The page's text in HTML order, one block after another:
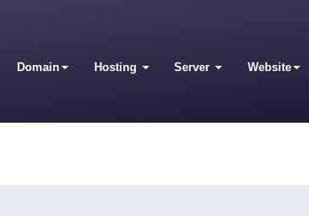
Domain Hosting Server Website